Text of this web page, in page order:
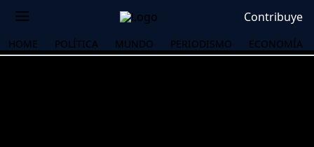
Contribuye
HOME POLÍTICA MUNDO PERIODISMO ECONOMÍA